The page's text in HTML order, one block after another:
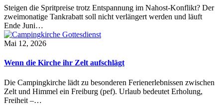
Steigen die Spritpreise trotz Entspannung im Nahost-Konflikt? Der
zweimonatige Tankrabatt soll nicht verlängert werden und läuft
Ende Juni…
Mai 12, 2026
Wenn die Kirche ihr Zelt aufschlägt
Die Campingkirche lädt zu besonderen Ferienerlebnissen zwischen
Zelt und Himmel ein Freiburg (pef). Urlaub bedeutet Erholung,
Freiheit –…